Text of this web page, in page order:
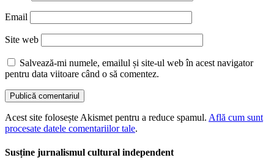
Email
Site web
Salvează-mi numele, emailul și site-ul web în acest navigator
pentru data viitoare când o să comentez.
Acest site folosește Akismet pentru a reduce spamul. Află cum sunt
procesate datele comentariilor tale.
Susține jurnalismul cultural independent